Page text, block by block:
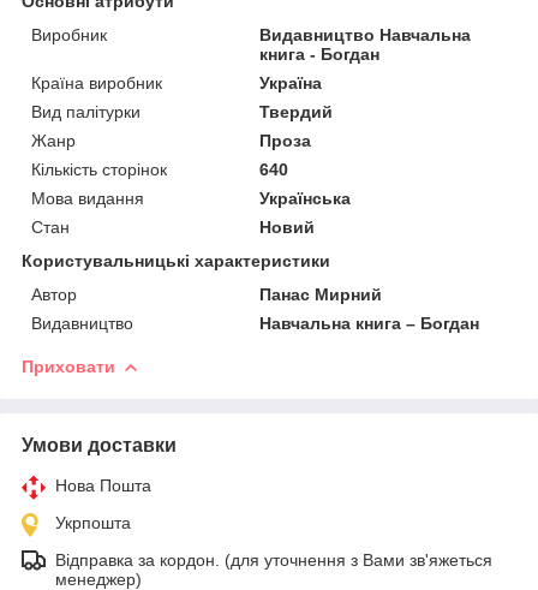
Виробник
Видавництво Навчальна
книга - Богдан
Країна виробник
Україна
Вид палітурки
Твердий
Жанр
Проза
Кількість сторінок
640
Мова видання
Українська
Стан
Новий
Користувальницькі характеристики
Автор
Панас Мирний
Видавництво
Навчальна книга – Богдан
Приховати
Умови доставки
Нова Пошта
Укрпошта
Відправка за кордон. (для уточнення з Вами зв'яжеться
менеджер)